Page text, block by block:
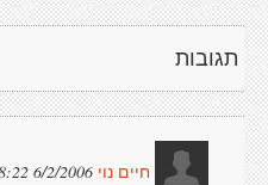
תגובות
חיים נוי 6/2/2006 22:28:22